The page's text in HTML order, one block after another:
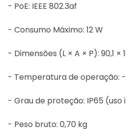
- PoE: IEEE 802.3af
- Consumo Máximo: 12 W
- Dimensões (L × A × P): 90,1 ×
- Temperatura de operação: -
- Grau de proteção: IP65
- Peso bruto: 0,70 kg